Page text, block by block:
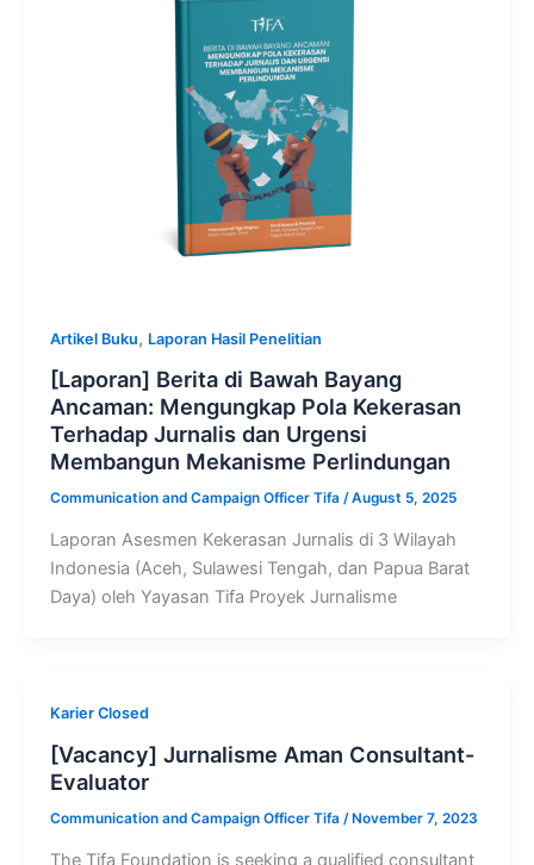
Artikel Buku, Laporan Hasil Penelitian
[Laporan] Berita di Bawah Bayang
Ancaman: Mengungkap Pola Kekerasan
Terhadap Jurnalis dan Urgensi
Membangun Mekanisme Perlindungan
Communication and Campaign Officer Tifa /August 5, 2025
Laporan Asesmen Kekerasan Jurnalis di 3 Wilayah
Indonesia (Aceh, Sulawesi Tengah, dan Papua Barat
Daya) oleh Yayasan Tifa Proyek Jurnalisme
Karier Closed
[Vacancy] Jurnalisme Aman Consultant-
Evaluator
Communication and Campaign Officer Tifa /November 7, 2023
The Tifa Foundation is seeking a qualified consultant